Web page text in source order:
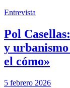
Entrevista
Pol
y
el cómo»
5 febrero 2026